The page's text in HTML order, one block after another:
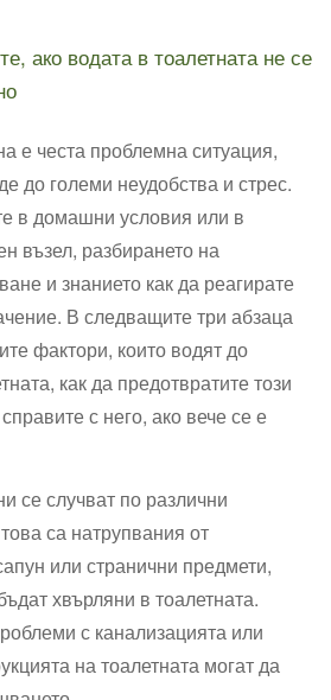
ако водата в тоалетната не се
е честа проблемна ситуация,
до големи неудобства и стрес.
в домашни условия или в
възел, разбирането на
и знанието как да реагирате
В следващите три абзаца
фактори, които водят до
как да предотвратите този
с него, ако вече се е
се случват по различни
са натрупвания от
или странични предмети,
хвърляни в тоалетната.
с канализацията или
на тоалетната могат да